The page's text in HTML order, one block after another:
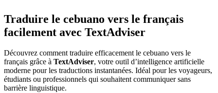
Traduire le cebuano vers le français
facilement avec TextAdviser
Découvrez comment traduire efficacement le cebuano vers le
français grâce à TextAdviser, votre outil d’intelligence artificielle
moderne pour les traductions instantanées. Idéal pour les voyageurs,
étudiants ou professionnels qui souhaitent communiquer sans
barrière linguistique.